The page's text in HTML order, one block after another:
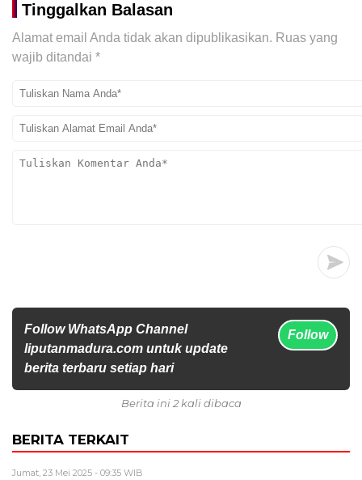
Tinggalkan Balasan
Alamat email Anda tidak akan dipublikasikan. Ruas yang
wajib ditandai *
Follow WhatsApp Channel
liputanmadura.com untuk update
berita terbaru setiap hari
Follow
Berita ini 2 kali dibaca
BERITA TERKAIT
Jumat, 23 Mei 2025 - 09:35 WIB